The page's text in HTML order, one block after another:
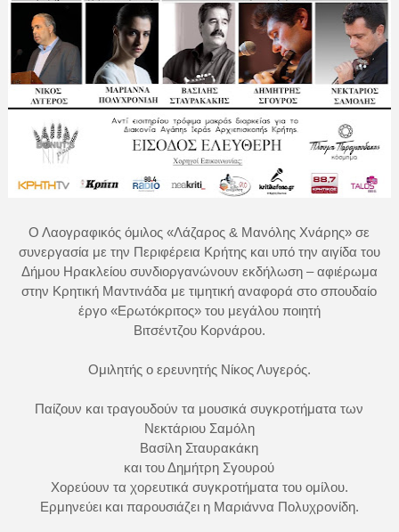
Ο Λαογραφικός όμιλος «Λάζαρος & Μανόλης Χνάρης» σε
συνεργασία με την Περιφέρεια Κρήτης και υπό την αιγίδα του
Δήμου Ηρακλείου συνδιοργανώνουν εκδήλωση – αφιέρωμα
στην Κρητική Μαντινάδα με τιμητική αναφορά στο σπουδαίο
έργο «Ερωτόκριτος» του μεγάλου ποιητή
Βιτσέντζου Κορνάρου.
Ομιλητής ο ερευνητής Νίκος Λυγερός.
Παίζουν και τραγουδούν τα μουσικά συγκροτήματα των
Νεκτάριου Σαμόλη
Βασίλη Σταυρακάκη
και του Δημήτρη Σγουρού
Χορεύουν τα χορευτικά συγκροτήματα του ομίλου.
Ερμηνεύει και παρουσιάζει η Μαριάννα Πολυχρονίδη.